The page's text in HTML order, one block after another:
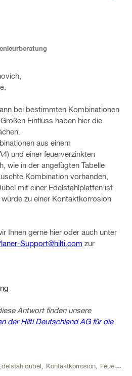
bei bestimmten Kombinationen
Einfluss haben hier die
aus einem
und einer feuerverzinkten
wie in der angefügten Tabelle
Kombination vorhanden,
mit einer Edelstahlplatten ist
zu einer Kontaktkorrosion
Ihnen gerne hier oder auch unter
Support@hilti.com zur
Antwort finden unsere
der Hilti Deutschland AG für die
Kontaktkorrosion, Feuerverzinkt